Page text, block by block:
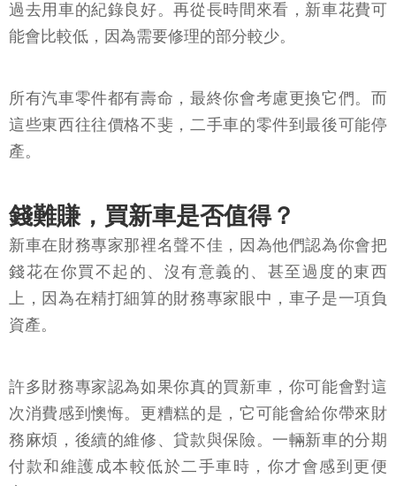
過去用車的紀錄良好。再從長時間來看，新車花費可
能會比較低，因為需要修理的部分較少。
所有汽車零件都有壽命，最終你會考慮更換它們。而
這些東西往往價格不斐，二手車的零件到最後可能停
產。
錢難賺，買新車是否值得？
新車在財務專家那裡名聲不佳，因為他們認為你會把
錢花在你買不起的、沒有意義的、甚至過度的東西
上，因為在精打細算的財務專家眼中，車子是一項負
資產。
許多財務專家認為如果你真的買新車，你可能會對這
次消費感到懊悔。更糟糕的是，它可能會給你帶來財
務麻煩，後續的維修、貸款與保險。一輛新車的分期
付款和維護成本較低於二手車時，你才會感到更便